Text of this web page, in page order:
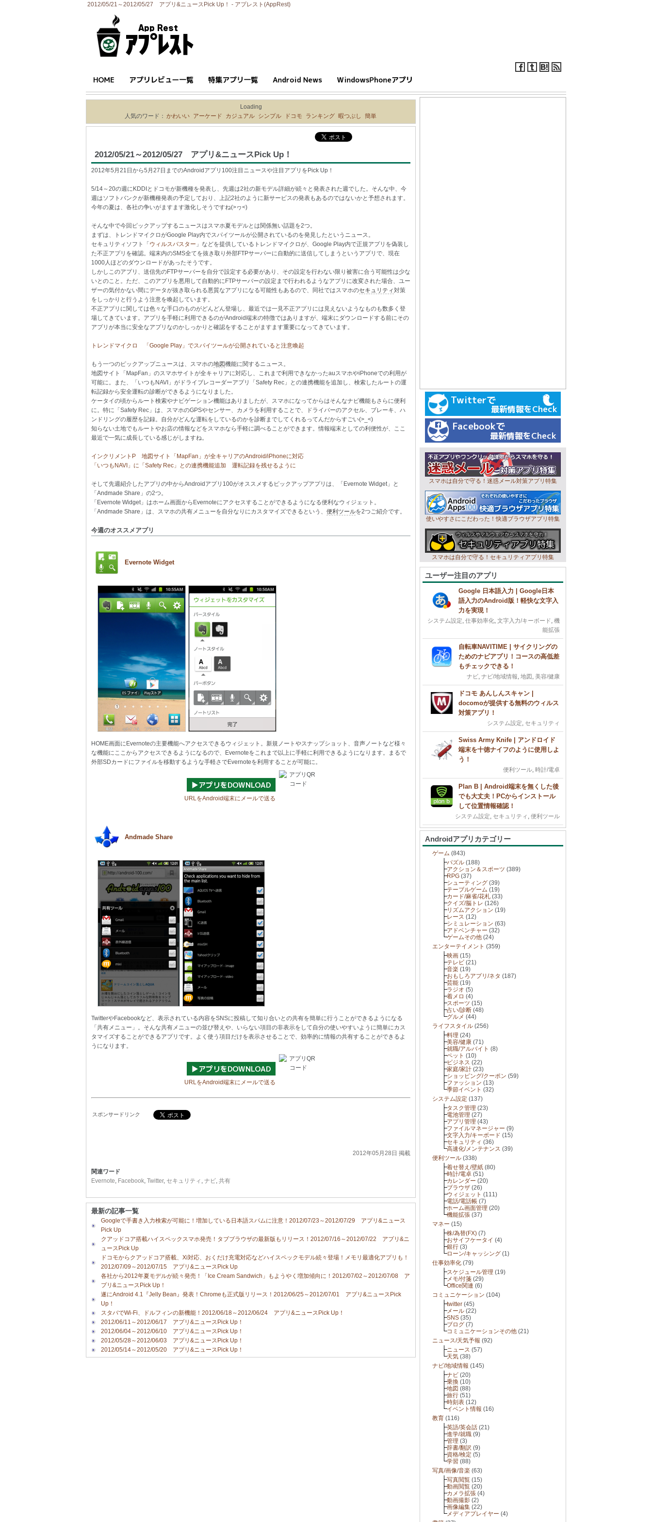
2012/05/21～2012/05/27 アプリ&ニュースPick Up！ - アプレスト(AppRest)
Loading
人気のワード： かわいい アーケード カジュアル シンプル ドコモ ランキング 暇つぶし 簡単
2012/05/21～2012/05/27 アプリ&ニュースPick Up！
2012年5月21日から5月27日までのAndroidアプリ100注目ニュースや注目アプリをPick Up！
5/14～20の週にKDDIとドコモが新機種を発表し、先週は2社の新モデル詳細が続々と発表された週でした。そんな中、今
週はソフトバンクが新機種発表の予定しており、上記2社のように新サービスの発表もあるのではないかと予想されます。
今年の夏は、各社の争いがますます激化しそうですね(>ヮ<)
そんな中で今回ピックアップするニュースはスマホ夏モデルとは関係無い話題を2つ。
まずは、トレンドマイクロがGoogle Play内でスパイツールが公開されているのを発見したというニュース。
セキュリティソフト「 ウィルスバスター 」などを提供しているトレンドマイクロが、Google Play内で正規アプリを偽装し
た不正アプリを確認。端末内のSMS全てを抜き取り外部FTPサーバーに自動的に送信してしまうというアプリで、現在
1000人ほどのダウンロードがあったそうです。
しかしこのアプリ、送信先のFTPサーバーを自分で設定する必要があり、その設定を行わない限り被害に合う可能性は少な
いとのこと。ただ、このアプリを悪用して自動的にFTPサーバーの設定まで行われるようなアプリに改変された場合、ユー
ザーの気付かない間にデータが抜き取られる悪質なアプリになる可能性もあるので、同社ではスマホのセキュリティ対策
をしっかりと行うよう注意を喚起しています。
不正アプリに関しては色々な手口のものがどんどん登場し、最近では一見不正アプリには見えないようなものも数多く登
場してきています。アプリを手軽に利用できるのがAndroid端末の特徴ではありますが、端末にダウンロードする前にその
アプリが本当に安全なアプリなのかしっかりと確認をすることがますます重要になってきています。
トレンドマイクロ 「Google Play」でスパイツールが公開されていると注意喚起
もう一つのピックアップニュースは、スマホの地図機能に関するニュース。
地図サイト「MapFan」のスマホサイトが全キャリアに対応し、これまで利用できなかったauスマホやiPhoneでの利用が
可能に。また、「いつもNAVI」がドライブレコーダーアプリ「Safety Rec」との連携機能を追加し、検索したルートの運
転記録から安全運転の診断ができるようになりました。
ケータイの頃からルート検索やナビゲーション機能はありましたが、スマホになってからはそんなナビ機能もさらに便利
に。特に「Safety Rec」は、スマホのGPSやセンサー、カメラを利用することで、ドライバーのアクセル、ブレーキ、ハ
ンドリングの履歴を記録。自分がどんな運転をしているのかを診断までしてくれるってんだからすごい(>_<)
知らない土地でもルートやお店の情報などをスマホなら手軽に調べることができます。情報端末としての利便性が、ここ
最近で一気に成長している感じがしますね。
インクリメントP 地図サイト「MapFan」が全キャリアのAndroid/iPhoneに対応
「いつもNAVI」に「Safety Rec」との連携機能追加 運転記録を残せるように
そして先週紹介したアプリの中からAndroidアプリ100がオススメするピックアップアプリは、「Evernote Widget」と
「Andmade Share」の2つ。
「Evernote Widget」はホーム画面からEvernoteにアクセスすることができるようになる便利なウィジェット。
「Andmade Share」は、スマホの共有メニューを自分なりにカスタマイズできるという、 便利ツールを2つご紹介です。
今週のオススメアプリ
Evernote Widget
HOME画面にEvernoteの主要機能へアクセスできるウィジェット。新規ノートやスナップショット、音声ノートなど様々
な機能にここからアクセスできるようになるので、Evernoteをこれまで以上に手軽に利用できるようになります。まるで
外部SDカードにファイルを移動するような手軽さでEvernoteを利用することが可能に。
URLをAndroid端末にメールで送る
Andmade Share
TwitterやFacebookなど、表示されている内容をSNSに投稿して知り合いとの共有を簡単に行うことができるようになる
「共有メニュー」。そんな共有メニューの並び替えや、いらない項目の非表示をして自分の使いやすいように簡単にカス
タマイズすることができるアプリです。よく使う項目だけを表示させることで、効率的に情報の共有することができるよ
うになります。
URLをAndroid端末にメールで送る
スポンサードリンク
2012年05月28日 掲載
関連ワード
Evernote, Facebook, Twitter, セキュリティ , ナビ, 共有
最新の記事一覧
Googleで手書き入力検索が可能に！増加している日本語スパムに注意！2012/07/23～2012/07/29 アプリ&ニュース
Pick Up
クアッドコア搭載ハイスペックスマホ発売！タブブラウザの最新版もリリース！2012/07/16～2012/07/22 アプリ&ニ
ュースPick Up
ドコモからクアッドコア搭載、Xi対応、おくだけ充電対応などハイスペックモデル続々登場！メモリ最適化アプリも！
2012/07/09～2012/07/15 アプリ&ニュースPick Up
各社から2012年夏モデルが続々発売！「Ice Cream Sandwich」もようやく増加傾向に！2012/07/02～2012/07/08 ア
プリ&ニュースPick Up！
遂にAndroid 4.1『Jelly Bean』発表！Chromeも正式版リリース！2012/06/25～2012/07/01 アプリ&ニュースPick
Up！
スタバでWi-Fi、ドルフィンの新機能！2012/06/18～2012/06/24 アプリ&ニュースPick Up！
2012/06/11～2012/06/17 アプリ&ニュースPick Up！
2012/06/04～2012/06/10 アプリ&ニュースPick Up！
2012/05/28～2012/06/03 アプリ&ニュースPick Up！
2012/05/14～2012/05/20 アプリ&ニュースPick Up！
スマホは自分で守る！迷惑メール対策アプリ特集
使いやすさにこだわった！快適ブラウザアプリ特集
スマホは自分で守る！セキュリティアプリ特集
ユーザー注目のアプリ
Google 日本語入力 | Google日本
語入力のAndroid版！軽快な文字入
力を実現！
システム設定, 仕事効率化, 文字入力/キーボード, 機
能拡張
自転車NAVITIME | サイクリングの
ためのナビアプリ！コースの高低差
もチェックできる！
ナビ, ナビ/地域情報, 地図 , 美容/健康
ドコモ あんしんスキャン |
docomoが提供する無料のウィルス
対策アプリ！
システム設定, セキュリティ
Swiss Army Knife | アンドロイド
端末を十徳ナイフのように使用しよ
う！
便利ツール, 時計/電卓
Plan B | Android端末を無くした後
でも大丈夫！PCからインストール
して位置情報確認！
システム設定, セキュリティ , 便利ツール
Androidアプリカテゴリー
ゲーム (843)
パズル (188)
アクション＆スポーツ (389)
RPG (37)
シューティング (39)
テーブルゲーム (19)
カード/麻雀/花札 (33)
クイズ/脳トレ (126)
リズムアクション (19)
レース (12)
シミュレーション (63)
アドベンチャー (32)
ゲームその他 (24)
エンターテイメント (359)
映画 (15)
テレビ (21)
音楽 (19)
おもしろアプリ/ネタ (187)
芸能 (19)
ラジオ (5)
着メロ (4)
スポーツ (15)
占い/診断 (48)
グルメ (44)
ライフスタイル (256)
料理 (24)
美容/健康 (71)
就職/アルバイト (8)
ペット (10)
ビジネス (22)
家庭/家計 (23)
ショッピング/クーポン (59)
ファッション (13)
季節イベント (32)
システム設定 (137)
タスク管理 (23)
電池管理 (27)
アプリ管理 (43)
ファイルマネージャー (9)
文字入力/キーボード (15)
セキュリティ (36)
高速化/メンテナンス (39)
便利ツール (338)
着せ替え/壁紙 (80)
時計/電卓 (51)
カレンダー (20)
ブラウザ (26)
ウィジェット (111)
電話/電話帳 (7)
ホーム画面管理 (20)
機能拡張 (37)
マネー (15)
株/為替(FX) (7)
おサイフケータイ (4)
銀行 (3)
ローン/キャッシング (1)
仕事効率化 (79)
スケジュール管理 (19)
メモ/付箋 (29)
Office関連 (6)
コミュニケーション (104)
twitter (45)
メール (22)
SNS (35)
ブログ (7)
コミュニケーションその他 (21)
ニュース/天気予報 (92)
ニュース (57)
天気 (38)
ナビ/地域情報 (145)
ナビ (20)
乗換 (10)
地図 (88)
旅行 (51)
時刻表 (12)
イベント情報 (16)
教育 (116)
英語/英会話 (21)
進学/就職 (9)
管理 (3)
辞書/翻訳 (9)
資格/検定 (5)
学習 (88)
写真/画像/音楽 (63)
写真閲覧 (15)
動画閲覧 (20)
カメラ拡張 (4)
動画撮影 (2)
画像編集 (22)
メディアプレイヤー (4)